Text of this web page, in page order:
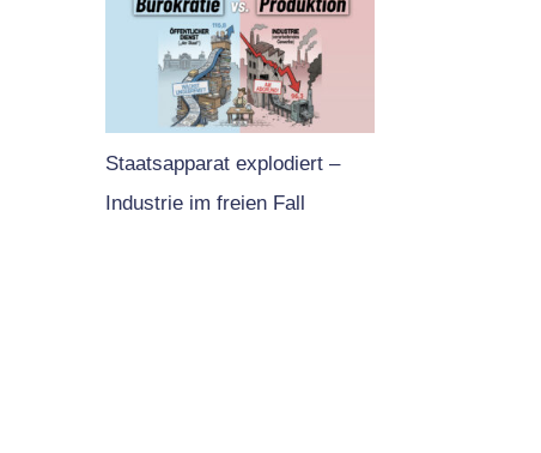
Staatsapparat explodiert –
Industrie im freien Fall